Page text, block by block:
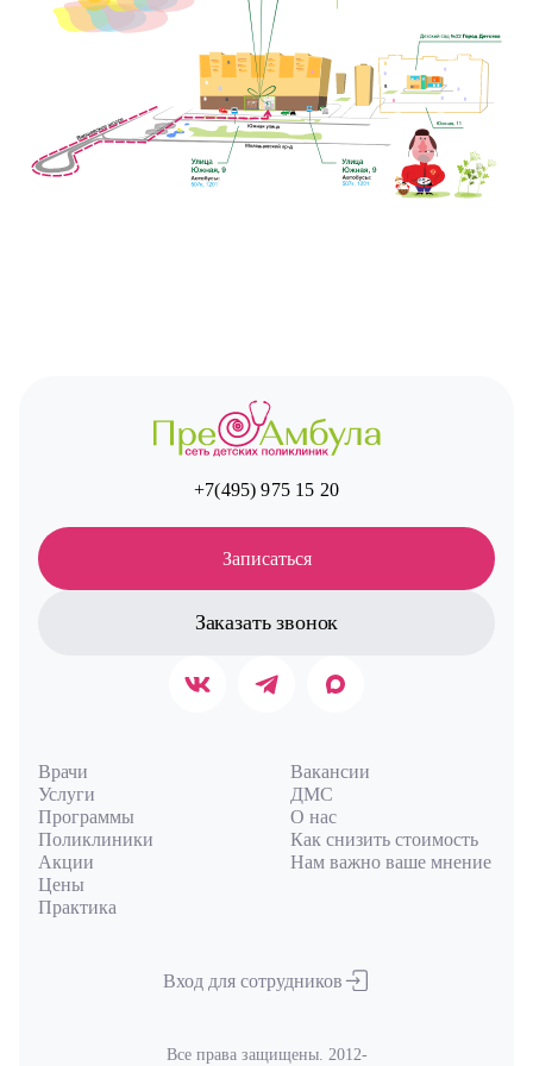
+7(495) 975 15 20
Записаться
Заказать звонок
Врачи
Услуги
Программы
Поликлиники
Акции
Цены
Практика
Вакансии
ДМС
О нас
Как снизить стоимость
Нам важно ваше мнение
Вход для сотрудников
Все права защищены. 2012-